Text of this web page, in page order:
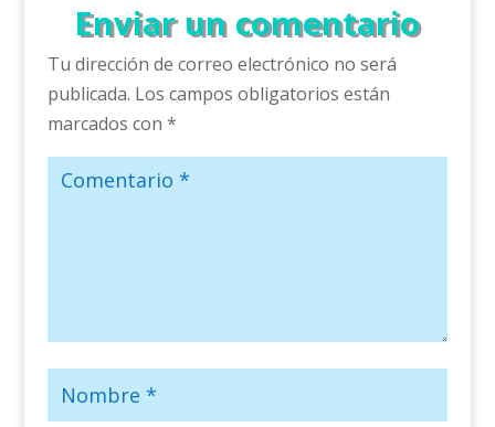
Enviar un comentario
Tu dirección de correo electrónico no será
publicada. Los campos obligatorios están
marcados con *